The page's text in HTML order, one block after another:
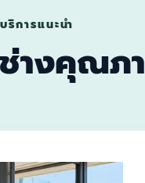
บริการแนะนำ
างคุณภ